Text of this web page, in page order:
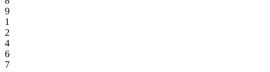
9
1
2
4
6
7